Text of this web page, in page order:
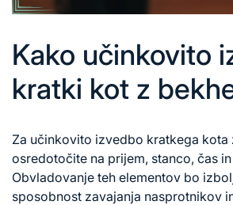
Kako učinkovito
kratki kot z
Za učinkovito izvedbo kratkega kota
osredotočite na prijem, stanco, čas
Obvladovanje teh elementov bo
sposobnost zavajanja nasprotnikov